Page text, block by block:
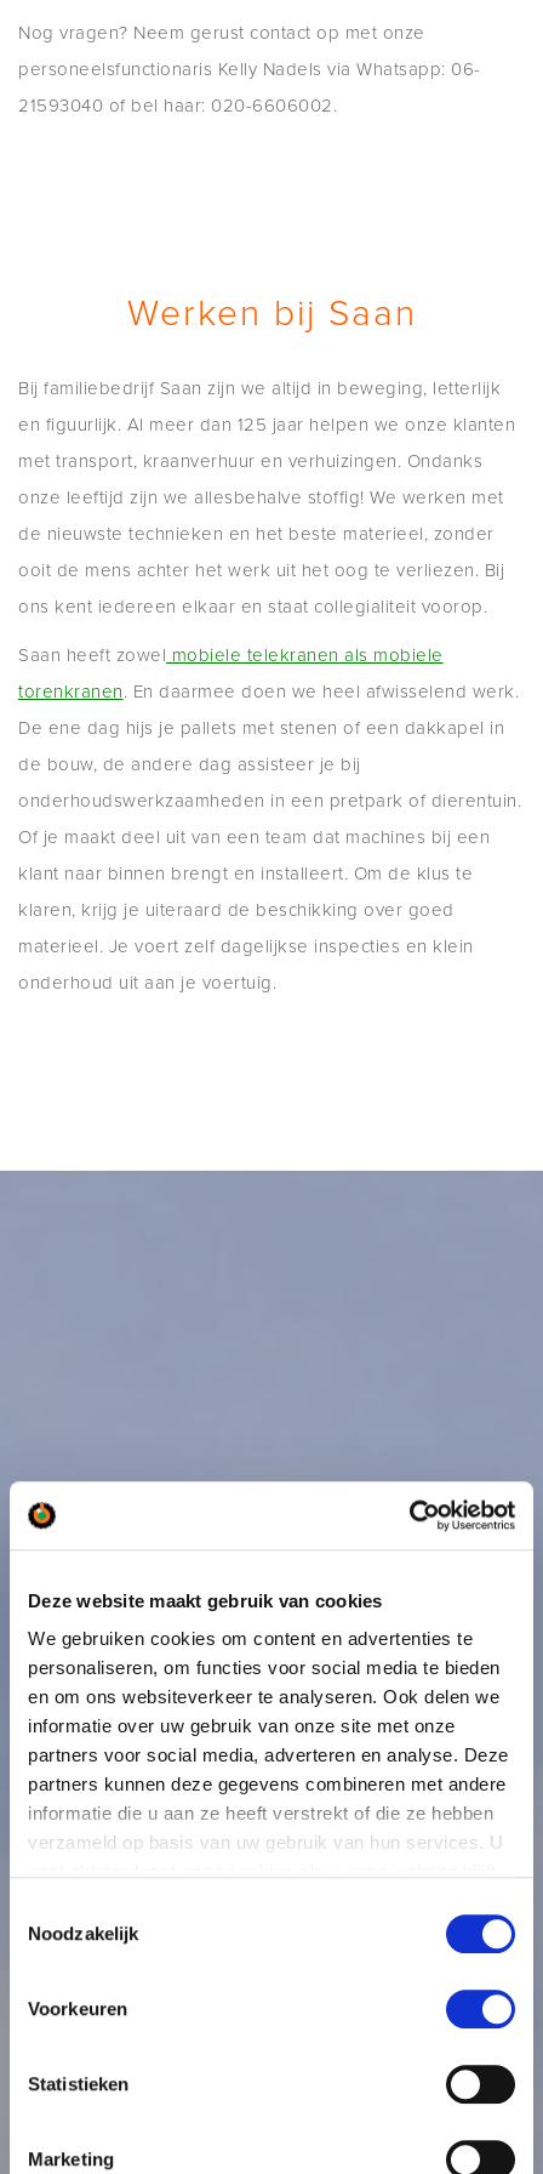
Deze website maakt gebruik van cookies
We gebruiken cookies om content en advertenties te
personaliseren, om functies voor social media te bieden
en om ons websiteverkeer te analyseren. Ook delen we
informatie over uw gebruik van onze site met onze
partners voor social media, adverteren en analyse. Deze
partners kunnen deze gegevens combineren met andere
informatie die u aan ze heeft verstrekt of die ze hebben
verzameld op basis van uw gebruik van hun services. U
Noodzakelijk
Voorkeuren
Statistieken
Marketing
Nog vragen? Neem gerust contact op met onze
personeelsfunctionaris Kelly Nadels via Whatsapp: 06-
21593040 of bel haar: 020-6606002.
Werken bij Saan
Bij familiebedrijf Saan zijn we altijd in beweging, letterlijk
en figuurlijk. Al meer dan 125 jaar helpen we onze klanten
met transport, kraanverhuur en verhuizingen. Ondanks
onze leeftijd zijn we allesbehalve stoffig! We werken met
de nieuwste technieken en het beste materieel, zonder
ooit de mens achter het werk uit het oog te verliezen. Bij
ons kent iedereen elkaar en staat collegialiteit voorop.
Saan heeft zowel mobiele telekranen als mobiele
torenkranen. En daarmee doen we heel afwisselend werk.
De ene dag hijs je pallets met stenen of een dakkapel in
de bouw, de andere dag assisteer je bij
onderhoudswerkzaamheden in een pretpark of dierentuin.
Of je maakt deel uit van een team dat machines bij een
klant naar binnen brengt en installeert. Om de klus te
klaren, krijg je uiteraard de beschikking over goed
materieel. Je voert zelf dagelijkse inspecties en klein
onderhoud uit aan je voertuig.